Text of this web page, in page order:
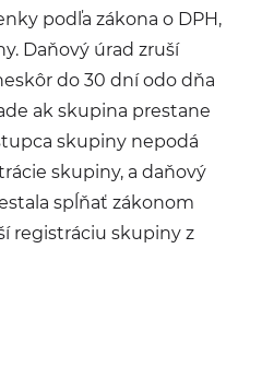
podľa zákona o DPH,
Daňový úrad zruší
do 30 dní odo dňa
ak skupina prestane
skupiny nepodá
skupiny, a daňový
spĺňať zákonom
registráciu skupiny z